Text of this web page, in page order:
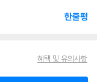
한줄평
혜택 및 유의사항